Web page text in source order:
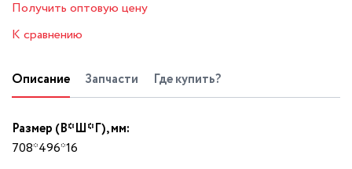
Получить оптовую цену
К сравнению
Описание Запчасти Где купить?
Размер (В*Ш*Г), мм:
708*496*16